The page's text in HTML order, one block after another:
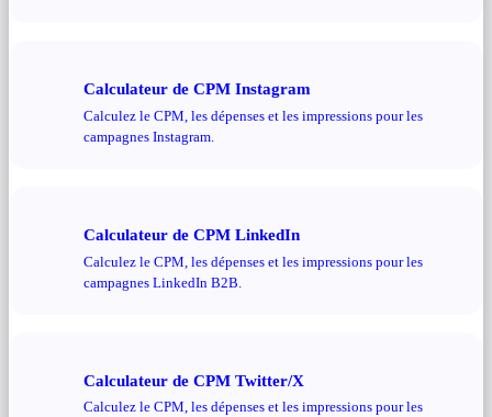
Calculateur de CPM Instagram
Calculez le CPM, les dépenses et les impressions pour les
campagnes Instagram.
Calculateur de CPM LinkedIn
Calculez le CPM, les dépenses et les impressions pour les
campagnes LinkedIn B2B.
Calculateur de CPM Twitter/X
Calculez le CPM, les dépenses et les impressions pour les